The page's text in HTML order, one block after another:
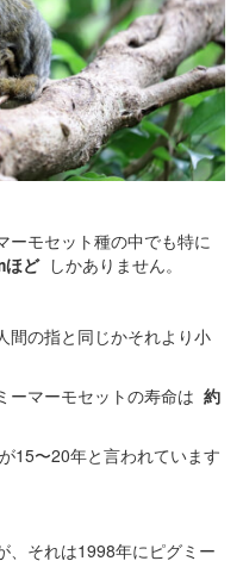
ーモセット種の中でも特に
ほど しかありません。
間の指と同じかそれより小
ーマーモセットの寿命は 約
15〜20年と言われています
、それは1998年にピグミー